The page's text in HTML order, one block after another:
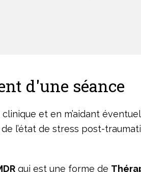
d'une séance
et en m’aidant
l’état de stress post-
qui est une forme de